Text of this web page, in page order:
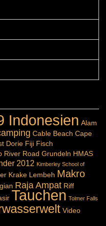
Indonesien Alam
Cable Beach Cape
Dorie Fiji Fisch
River Road Grundeln HMAS
2012 Kimberley School of
Krake Lembeh Makro
Raja Ampat Riff
Tauchen Tolmer Falls
Video